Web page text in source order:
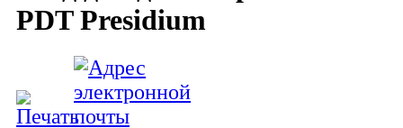
PDT Presidium